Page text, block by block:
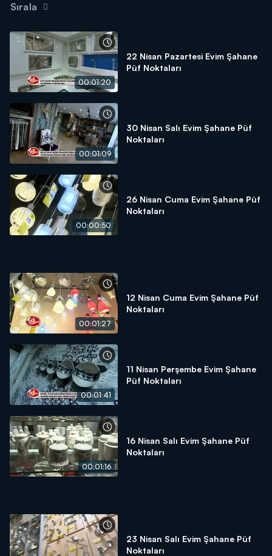
Sırala
00:01:20
22 Nisan Pazartesi Evim Şahane
Püf Noktaları
00:01:09
30 Nisan Salı Evim Şahane Püf
Noktaları
00:00:50
26 Nisan Cuma Evim Şahane Püf
Noktaları
00:01:27
12 Nisan Cuma Evim Şahane Püf
Noktaları
00:01:41
11 Nisan Perşembe Evim Şahane
Püf Noktaları
00:01:16
16 Nisan Salı Evim Şahane Püf
Noktaları
23 Nisan Salı Evim Şahane Püf
Noktaları